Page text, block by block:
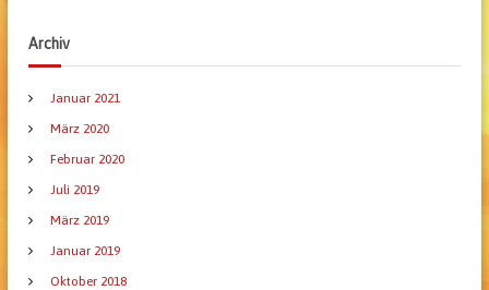
Archiv
Januar 2021
März 2020
Februar 2020
Juli 2019
März 2019
Januar 2019
Oktober 2018